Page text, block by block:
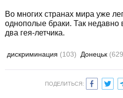
Во многих странах мира уже
однополые браки. Так
два гея-летчика.
дискриминация (103) Донецьк
ПОДЕЛИТЬСЯ: